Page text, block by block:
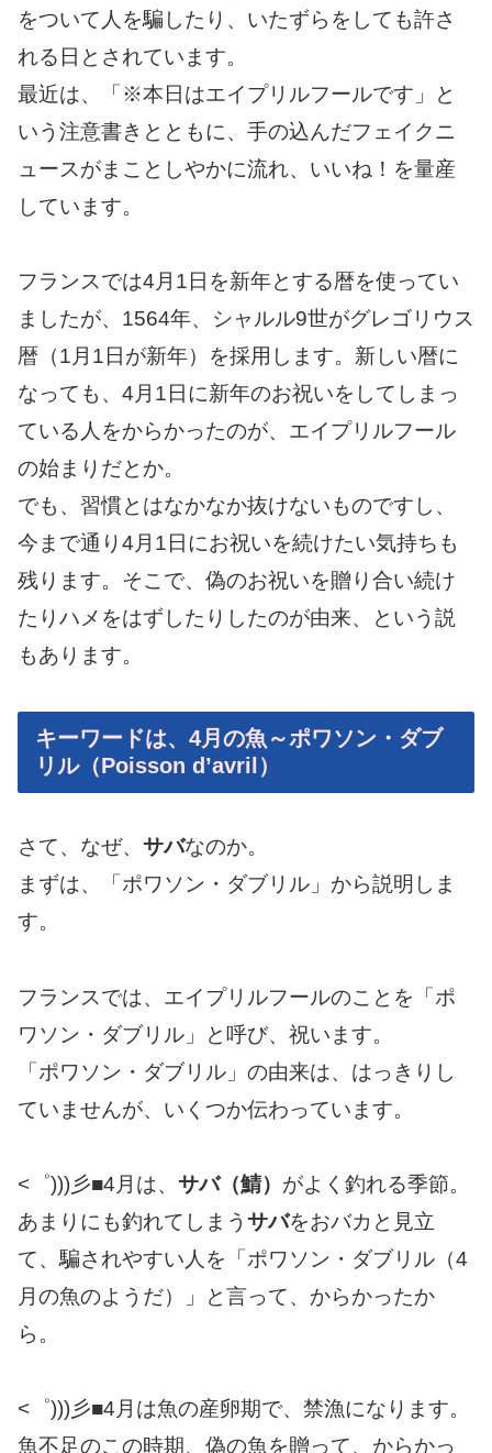
をついて人を騙したり、いたずらをしても許さ
れる日とされています。
最近は、「※本日はエイプリルフールです」と
いう注意書きとともに、手の込んだフェイクニ
ュースがまことしやかに流れ、いいね！を量産
しています。
フランスでは4月1日を新年とする暦を使ってい
ましたが、1564年、シャルル9世がグレゴリウス
暦（1月1日が新年）を採用します。新しい暦に
なっても、4月1日に新年のお祝いをしてしまっ
ている人をからかったのが、エイプリルフール
の始まりだとか。
でも、習慣とはなかなか抜けないものですし、
今まで通り4月1日にお祝いを続けたい気持ちも
残ります。そこで、偽のお祝いを贈り合い続け
たりハメをはずしたりしたのが由来、という説
もあります。
キーワードは、4月の魚～ポワソン・ダブ
リル（Poisson d’avril）
さて、なぜ、 サバなのか。
まずは、「ポワソン・ダブリル」から説明しま
す。
フランスでは、エイプリルフールのことを「ポ
ワソン・ダブリル」と呼び、祝います。
「ポワソン・ダブリル」の由来は、はっきりし
ていませんが、いくつか伝わっています。
<゜)))彡■4月は、 サバ（鯖） がよく釣れる季節。
あまりにも釣れてしまう サバをおバカと見立
て、騙されやすい人を「ポワソン・ダブリル（4
月の魚のようだ）」と言って、からかったか
ら。
<゜)))彡■4月は魚の産卵期で、禁漁になります。
魚不足のこの時期、偽の魚を贈って、からかっ